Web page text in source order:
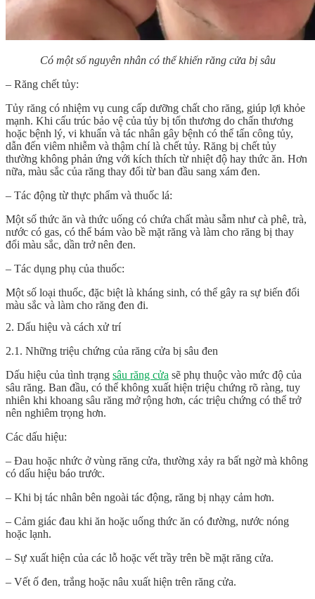
Có một số nguyên nhân có thể khiến răng cửa bị sâu
– Răng chết tủy:
Tủy răng có nhiệm vụ cung cấp dưỡng chất cho răng, giúp lợi khỏe
mạnh. Khi cấu trúc bảo vệ của tủy bị tổn thương do chấn thương
hoặc bệnh lý, vi khuẩn và tác nhân gây bệnh có thể tấn công tủy,
dẫn đến viêm nhiễm và thậm chí là chết tủy. Răng bị chết tủy
thường không phản ứng với kích thích từ nhiệt độ hay thức ăn. Hơn
nữa, màu sắc của răng thay đổi từ ban đầu sang xám đen.
– Tác động từ thực phẩm và thuốc lá:
Một số thức ăn và thức uống có chứa chất màu sẫm như cà phê, trà,
nước có gas, có thể bám vào bề mặt răng và làm cho răng bị thay
đổi màu sắc, dần trở nên đen.
– Tác dụng phụ của thuốc:
Một số loại thuốc, đặc biệt là kháng sinh, có thể gây ra sự biến đổi
màu sắc và làm cho răng đen đi.
2. Dấu hiệu và cách xử trí
2.1. Những triệu chứng của răng cửa bị sâu đen
Dấu hiệu của tình trạng sâu răng cửa sẽ phụ thuộc vào mức độ của
sâu răng. Ban đầu, có thể không xuất hiện triệu chứng rõ ràng, tuy
nhiên khi khoang sâu răng mở rộng hơn, các triệu chứng có thể trở
nên nghiêm trọng hơn.
Các dấu hiệu:
– Đau hoặc nhức ở vùng răng cửa, thường xảy ra bất ngờ mà không
có dấu hiệu báo trước.
– Khi bị tác nhân bên ngoài tác động, răng bị nhạy cảm hơn.
– Cảm giác đau khi ăn hoặc uống thức ăn có đường, nước nóng
hoặc lạnh.
– Sự xuất hiện của các lỗ hoặc vết trầy trên bề mặt răng cửa.
– Vết ố đen, trắng hoặc nâu xuất hiện trên răng cửa.